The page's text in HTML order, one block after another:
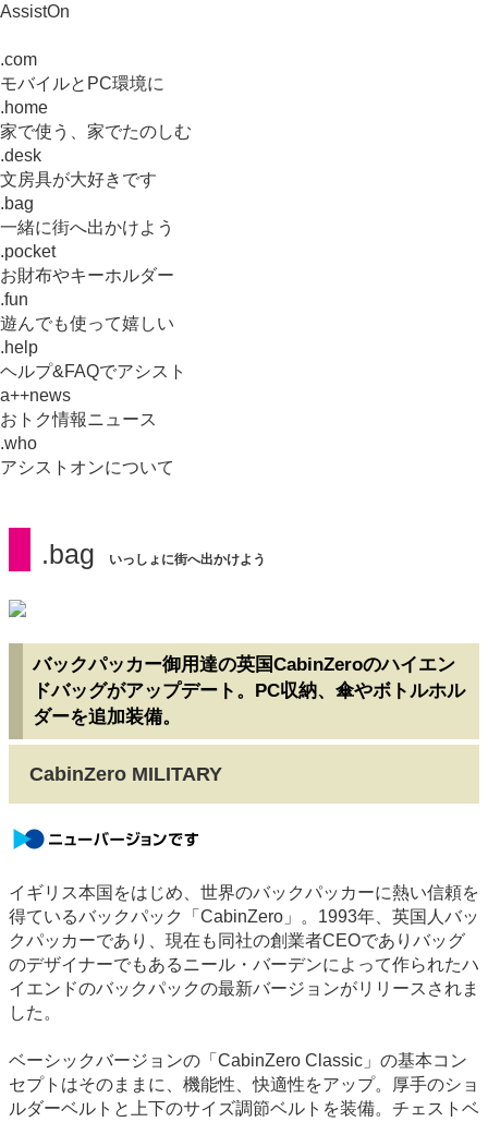
.bag いっしょに街へ出かけよう
バックパッカー御用達の英国CabinZeroのハイエン
ドバッグがアップデート。PC収納、傘やボトルホル
ダーを追加装備。
CabinZero MILITARY
イギリス本国をはじめ、世界のバックパッカーに熱い信頼を
得ているバックパック「CabinZero」。1993年、英国人バッ
クパッカーであり、現在も同社の創業者CEOでありバッグ
のデザイナーでもあるニール・バーデンによって作られたハ
イエンドのバックパックの最新バージョンがリリースされま
した。
ベーシックバージョンの「CabinZero Classic」の基本コン
セプトはそのままに、機能性、快適性をアップ。厚手のショ
ルダーベルトと上下のサイズ調節ベルトを装備。チェストベ
AssistOn
.com
モバイルとPC環境に
.home
家で使う、家でたのしむ
.desk
文房具が大好きです
.bag
一緒に街へ出かけよう
.pocket
お財布やキーホルダー
.fun
遊んでも使って嬉しい
.help
ヘルプ&FAQでアシスト
a++news
おトク情報ニュース
.who
アシストオンについて